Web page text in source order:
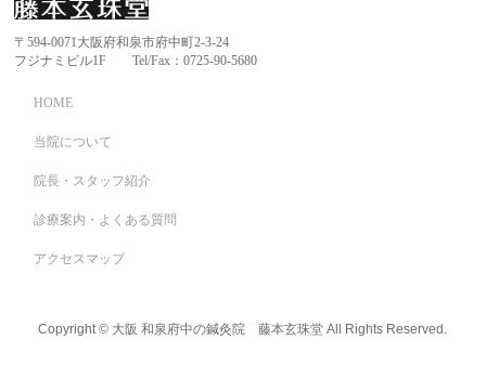
〒594-0071大阪府和泉市府中町2-3-24
フジナミビル1F Tel/Fax：0725-90-5680
HOME
当院について
院長・スタッフ紹介
診療案内・よくある質問
アクセスマップ
Copyright © 大阪 和泉府中の鍼灸院 藤本玄珠堂 All Rights Reserved.